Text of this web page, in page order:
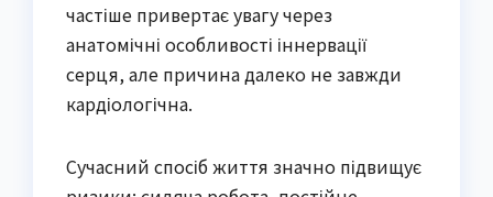
частіше привертає увагу через
анатомічні особливості іннервації
серця, але причина далеко не завжди
кардіологічна.
Сучасний спосіб життя значно підвищує